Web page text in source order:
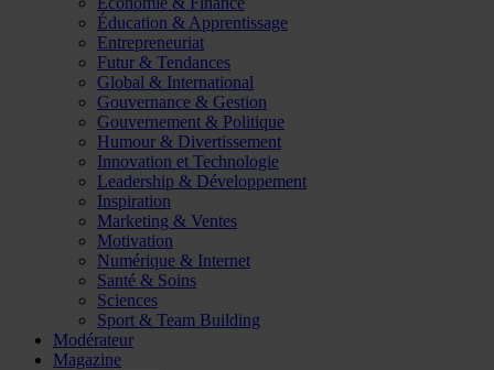
Éducation & Apprentissage
Entrepreneuriat
Futur & Tendances
Global & International
Gouvernance & Gestion
Gouvernement & Politique
Humour & Divertissement
Innovation et Technologie
Leadership & Développement
Inspiration
Marketing & Ventes
Motivation
Numérique & Internet
Santé & Soins
Sciences
Sport & Team Building
Modérateur
Magazine